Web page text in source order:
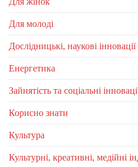
Для молоді
Дослідницькі, наукові інновації
Енергетика
Зайнятість та соціальні
Корисно знати
Культура
Культурні, креативні, медійні